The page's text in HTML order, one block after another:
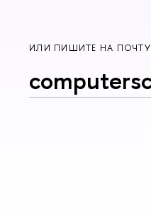
ИЛИ ПИШИТЕ НА ПОЧТУ